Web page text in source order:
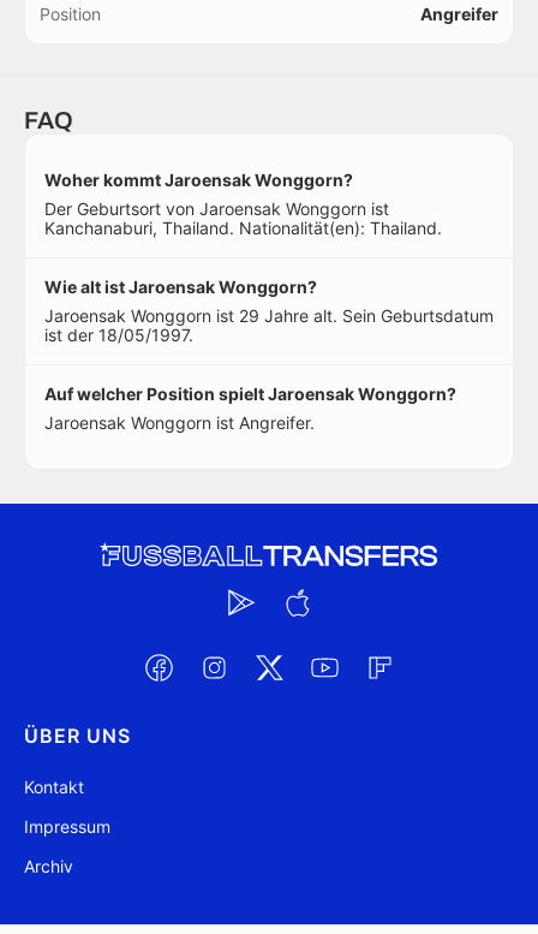
Position Angreifer
FAQ
Woher kommt Jaroensak Wonggorn?
Der Geburtsort von Jaroensak Wonggorn ist
Kanchanaburi, Thailand. Nationalität(en): Thailand.
Wie alt ist Jaroensak Wonggorn?
Jaroensak Wonggorn ist 29 Jahre alt. Sein Geburtsdatum
ist der 18/05/1997.
Auf welcher Position spielt Jaroensak Wonggorn?
Jaroensak Wonggorn ist Angreifer.
ÜBER UNS
Kontakt
Impressum
Archiv